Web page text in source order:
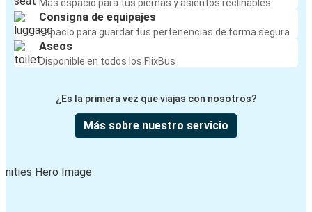
Más espacio para tus piernas y asientos reclinables
Consigna de equipajes
Espacio para guardar tus pertenencias de forma segura
Aseos
Disponible en todos los FlixBus
¿Es la primera vez que viajas con nosotros?
Más sobre nuestro servicio